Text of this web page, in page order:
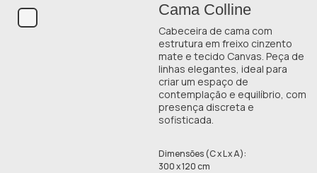
Cama Colline
Cabeceira de cama com
estrutura em freixo cinzento
mate e tecido Canvas. Peça de
linhas elegantes, ideal para
criar um espaço de
contemplação e equilíbrio, com
presença discreta e
sofisticada.
Dimensões (C x L x A):
300 x 120 cm